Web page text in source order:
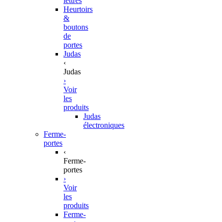
Heurtoirs
&
boutons
de
portes
Judas
‹
Judas
›
Voir
les
produits
Judas
électroniques
Ferme-
portes
‹
Ferme-
portes
›
Voir
les
produits
Ferme-